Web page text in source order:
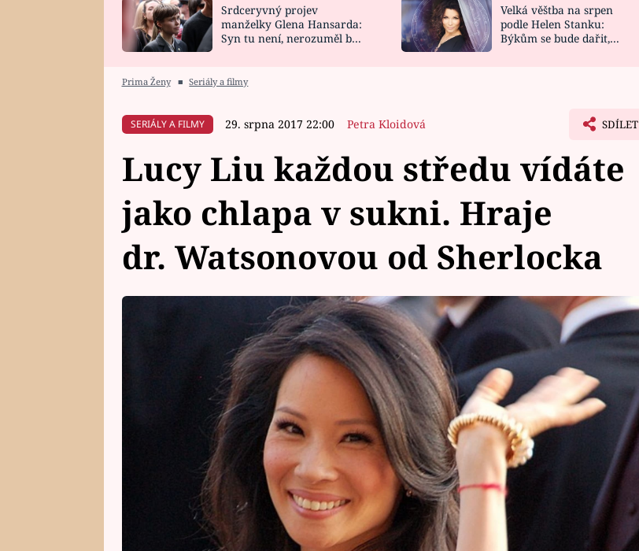
HOROSKOP NA
CELEBRITY
VAŘENÍ
NOVINKY
VIDEORECEPTY
Srdceryvný projev
manželky Glena Hansarda:
Syn tu není, nerozuměl by
Velká věštba na srpen
podle Helen Stanku:
Býkům se bude dařit,
Prima Ženy ■ Seriály a filmy
SERIÁLY A FILMY 29. srpna 2017 22:00 Petra Kloidová SDÍLET
Lucy Liu každou středu vídáte
jako chlapa v sukni. Hraje
dr. Watsonovou od Sherlocka